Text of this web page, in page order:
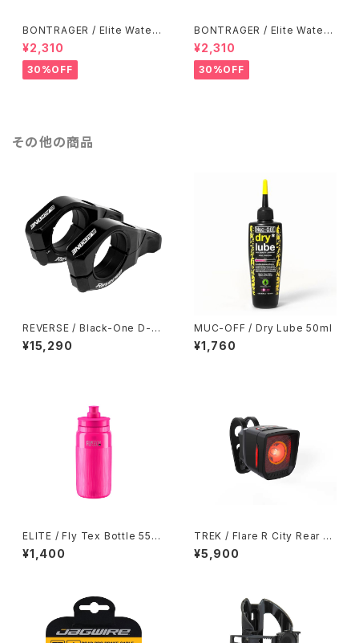
BONTRAGER / Elite Water
Bottle Cage / Marigold
¥2,310
30%OFF
BONTRAGER / Elite Water
Bottle Cage / Radioactive
Coral
¥2,310
30%OFF
その他の商品
REVERSE / Black-One D-2
Direct Mount Stem / Black
¥15,290
MUC-OFF / Dry Lube 50ml
¥1,760
ELITE / Fly Tex Bottle 550
ml / Clear Pink
¥1,400
TREK / Flare R City Rear Li
ght
¥5,900